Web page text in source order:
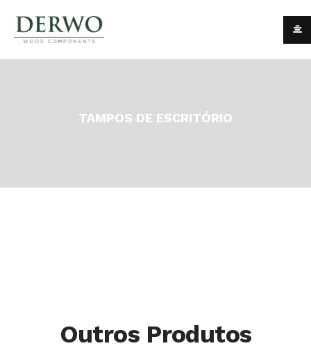
TAMPOS DE ESCRITÓRIO
Outros Produtos